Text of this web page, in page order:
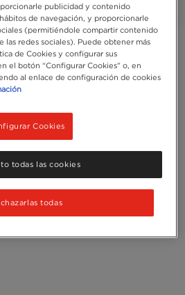
publicidad y contenido
de navegación, y proporcionarle
(permitiéndole compartir contenido
las redes sociales). Puede obtener más
de Cookies y configurar sus
el botón “Configurar Cookies” o, en
al enlace de configuración de cookies
Cookies
todas
todas las cookies